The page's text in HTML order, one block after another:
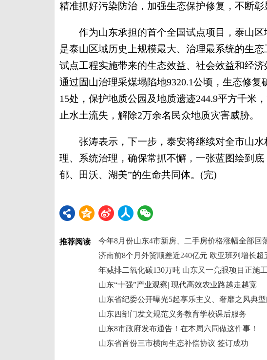
精准抓好污染防治，加强生态保护修复，不断
作为山东承担的首个全国试点项目，泰山区
是泰山区域历史上规模最大、治理最系统的生
试点工程实施带来的生态效益、社会效益和经济
通过固山治理采煤塌陷地9320.1公顷，生态修复
15处，保护地质公园及地质遗迹244.9平方千米
止水土流失，解除2万余名民众地质灾害威胁。
张涛表示，下一步，泰安将继续对全市山水
理、系统治理，确保常抓不懈，一张蓝图绘到
郁、田沃、湖美”的生命共同体。(完)
推荐阅读
今年8月份山东4市新房、二手房价格涨幅全部回
济南前8个月外贸顺差近240亿元 欧亚班列增长超
年减排二氧化碳130万吨 山东又一亮眼项目正施工
山东“十强”产业观察| 现代高效农业路越走越宽
山东省纪委公开曝光5起享乐主义、奢靡之风典
山东四部门发文规范义务教育学校课后服务
山东8市政府发布通告！在本周六同做这件事！
山东省首份三市横向生态补偿协议 签订成功